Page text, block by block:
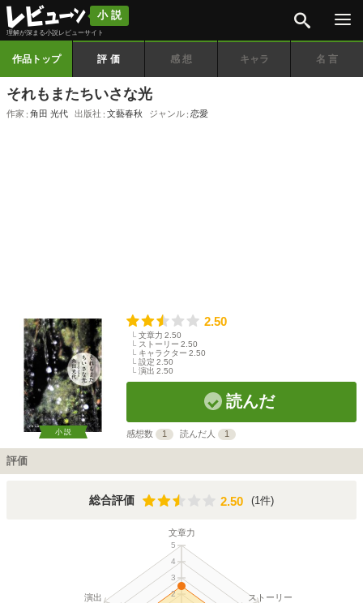
小説
理解が深まる小説レビューサイト
作品トップ 評価 感想 キャラ 名言
それもまたちいさな光
作家 角田 光代 出版社 文藝春秋 ジャンル 恋愛
小説
2.50
文章力 2.50
ストーリー 2.50
キャラクター 2.50
設定 2.50
演出 2.50
読んだ
感想数 1 読んだ人 1
評価
総合評価 2.50
2.50 (1件)
文章力
ストーリー
演出 2
3
4
5